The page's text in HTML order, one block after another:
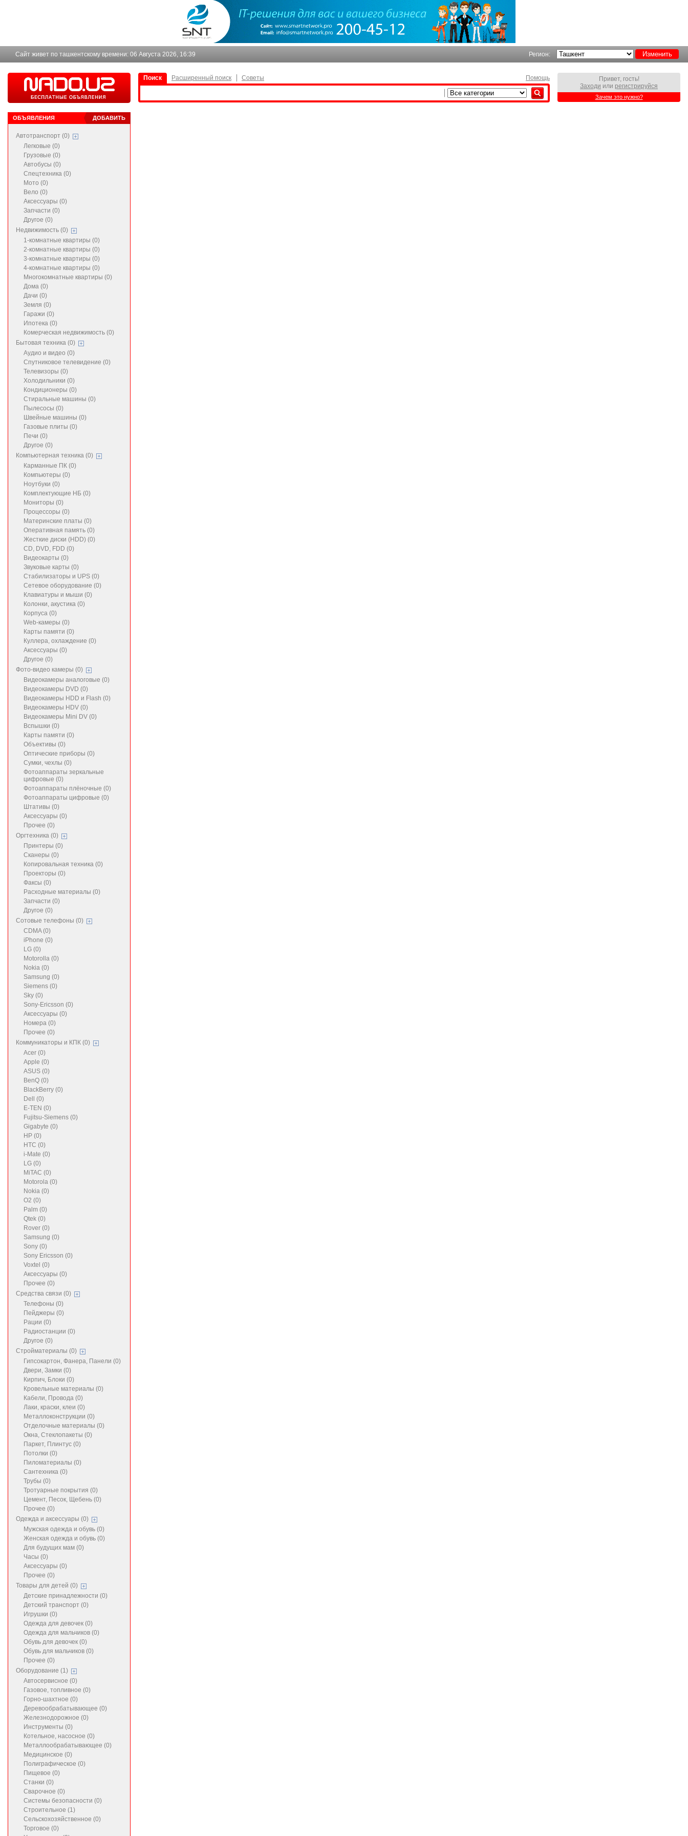
Сайт живет по ташкентскому времени: 06 Августа 2026, 16:39 Регион:
ДОБАВИТЬ
ОБЪЯВЛЕНИЯ
Автотранспорт (0)
Легковые (0)
Грузовые (0)
Автобусы (0)
Спецтехника (0)
Мото (0)
Вело (0)
Аксессуары (0)
Запчасти (0)
Другое (0)
Недвижимость (0)
1-комнатные квартиры (0)
2-комнатные квартиры (0)
3-комнатные квартиры (0)
4-комнатные квартиры (0)
Многокомнатные квартиры (0)
Дома (0)
Дачи (0)
Земля (0)
Гаражи (0)
Ипотека (0)
Комерческая недвижимость (0)
Бытовая техника (0)
Аудио и видео (0)
Спутниковое телевидение (0)
Телевизоры (0)
Холодильники (0)
Кондиционеры (0)
Стиральные машины (0)
Пылесосы (0)
Швейные машины (0)
Газовые плиты (0)
Печи (0)
Другое (0)
Компьютерная техника (0)
Карманные ПК (0)
Компьютеры (0)
Ноутбуки (0)
Комплектующие НБ (0)
Мониторы (0)
Процессоры (0)
Материнские платы (0)
Оперативная память (0)
Жесткие диски (HDD) (0)
CD, DVD, FDD (0)
Видеокарты (0)
Звуковые карты (0)
Стабилизаторы и UPS (0)
Сетевое оборудование (0)
Клавиатуры и мыши (0)
Колонки, акустика (0)
Корпуса (0)
Web-камеры (0)
Карты памяти (0)
Куллера, охлаждение (0)
Аксессуары (0)
Другое (0)
Фото-видео камеры (0)
Видеокамеры аналоговые (0)
Видеокамеры DVD (0)
Видеокамеры HDD и Flash (0)
Видеокамеры HDV (0)
Видеокамеры Mini DV (0)
Вспышки (0)
Карты памяти (0)
Объективы (0)
Оптические приборы (0)
Сумки, чехлы (0)
Фотоаппараты зеркальные
цифровые (0)
Фотоаппараты плёночные (0)
Фотоаппараты цифровые (0)
Штативы (0)
Аксессуары (0)
Прочее (0)
Оргтехника (0)
Принтеры (0)
Сканеры (0)
Копировальная техника (0)
Проекторы (0)
Факсы (0)
Расходные материалы (0)
Запчасти (0)
Другое (0)
Сотовые телефоны (0)
CDMA (0)
iPhone (0)
LG (0)
Motorolla (0)
Nokia (0)
Samsung (0)
Siemens (0)
Sky (0)
Sony-Ericsson (0)
Аксессуары (0)
Номера (0)
Прочее (0)
Коммуникаторы и КПК (0)
Acer (0)
Apple (0)
ASUS (0)
BenQ (0)
BlackBerry (0)
Dell (0)
E-TEN (0)
Fujitsu-Siemens (0)
Gigabyte (0)
HP (0)
HTC (0)
i-Mate (0)
LG (0)
MiTAC (0)
Motorola (0)
Nokia (0)
O2 (0)
Palm (0)
Qtek (0)
Rover (0)
Samsung (0)
Sony (0)
Sony Ericsson (0)
Voxtel (0)
Аксессуары (0)
Прочее (0)
Средства связи (0)
Телефоны (0)
Пейджеры (0)
Рации (0)
Радиостанции (0)
Другое (0)
Стройматериалы (0)
Гипсокартон, Фанера, Панели (0)
Двери, Замки (0)
Кирпич, Блоки (0)
Кровельные материалы (0)
Кабели, Провода (0)
Лаки, краски, клеи (0)
Металлоконструкции (0)
Отделочные материалы (0)
Окна, Стеклопакеты (0)
Паркет, Плинтус (0)
Потолки (0)
Пиломатериалы (0)
Сантехника (0)
Трубы (0)
Тротуарные покрытия (0)
Цемент, Песок, Щебень (0)
Прочее (0)
Одежда и аксессуары (0)
Мужская одежда и обувь (0)
Женская одежда и обувь (0)
Для будущих мам (0)
Часы (0)
Аксессуары (0)
Прочее (0)
Товары для детей (0)
Детские принадлежности (0)
Детский транспорт (0)
Игрушки (0)
Одежда для девочек (0)
Одежда для мальчиков (0)
Обувь для девочек (0)
Обувь для мальчиков (0)
Прочее (0)
Оборудование (1)
Автосервисное (0)
Газовое, топливное (0)
Горно-шахтное (0)
Деревообрабатывающее (0)
Железнодорожное (0)
Инструменты (0)
Котельное, насосное (0)
Металлообрабатывающее (0)
Медицинское (0)
Полиграфическое (0)
Пищевое (0)
Станки (0)
Сварочное (0)
Системы безопасности (0)
Строительное (1)
Сельскохозяйственное (0)
Торговое (0)
Привет, гость!
Заходи или регистрируйся
Зачем это нужно?
Поиск Расширенный поиск Советы Помощь